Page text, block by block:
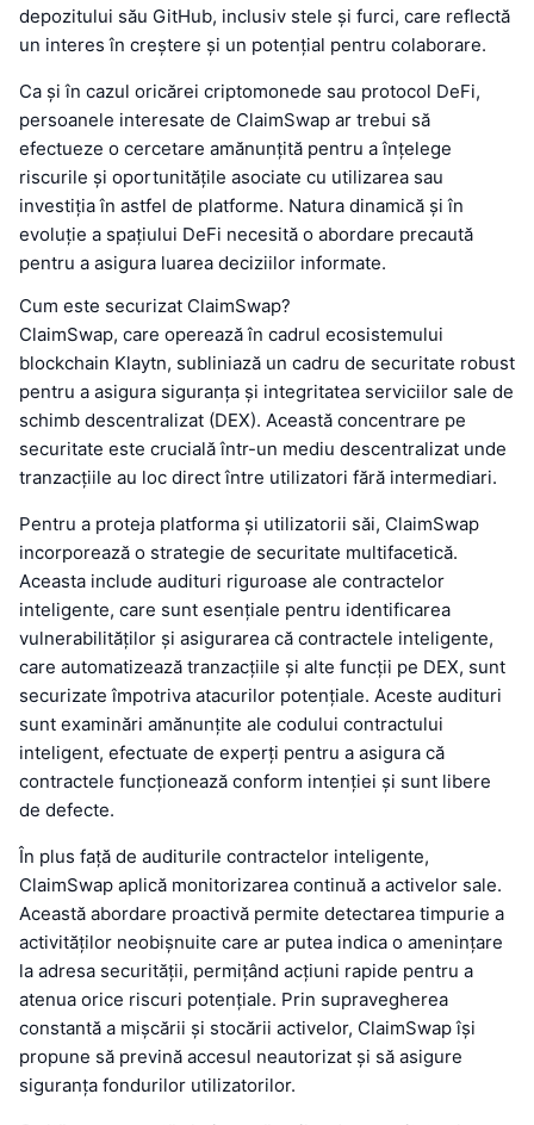
depozitului său GitHub, inclusiv stele și furci, care reflectă
un interes în creștere și un potențial pentru colaborare.
Ca și în cazul oricărei criptomonede sau protocol DeFi,
persoanele interesate de ClaimSwap ar trebui să
efectueze o cercetare amănunțită pentru a înțelege
riscurile și oportunitățile asociate cu utilizarea sau
investiția în astfel de platforme. Natura dinamică și în
evoluție a spațiului DeFi necesită o abordare precaută
pentru a asigura luarea deciziilor informate.
Cum este securizat ClaimSwap?
ClaimSwap, care operează în cadrul ecosistemului
blockchain Klaytn, subliniază un cadru de securitate robust
pentru a asigura siguranța și integritatea serviciilor sale de
schimb descentralizat (DEX). Această concentrare pe
securitate este crucială într-un mediu descentralizat unde
tranzacțiile au loc direct între utilizatori fără intermediari.
Pentru a proteja platforma și utilizatorii săi, ClaimSwap
incorporează o strategie de securitate multifacetică.
Aceasta include audituri riguroase ale contractelor
inteligente, care sunt esențiale pentru identificarea
vulnerabilităților și asigurarea că contractele inteligente,
care automatizează tranzacțiile și alte funcții pe DEX, sunt
securizate împotriva atacurilor potențiale. Aceste audituri
sunt examinări amănunțite ale codului contractului
inteligent, efectuate de experți pentru a asigura că
contractele funcționează conform intenției și sunt libere
de defecte.
În plus față de auditurile contractelor inteligente,
ClaimSwap aplică monitorizarea continuă a activelor sale.
Această abordare proactivă permite detectarea timpurie a
activităților neobișnuite care ar putea indica o amenințare
la adresa securității, permițând acțiuni rapide pentru a
atenua orice riscuri potențiale. Prin supravegherea
constantă a mișcării și stocării activelor, ClaimSwap își
propune să prevină accesul neautorizat și să asigure
siguranța fondurilor utilizatorilor.